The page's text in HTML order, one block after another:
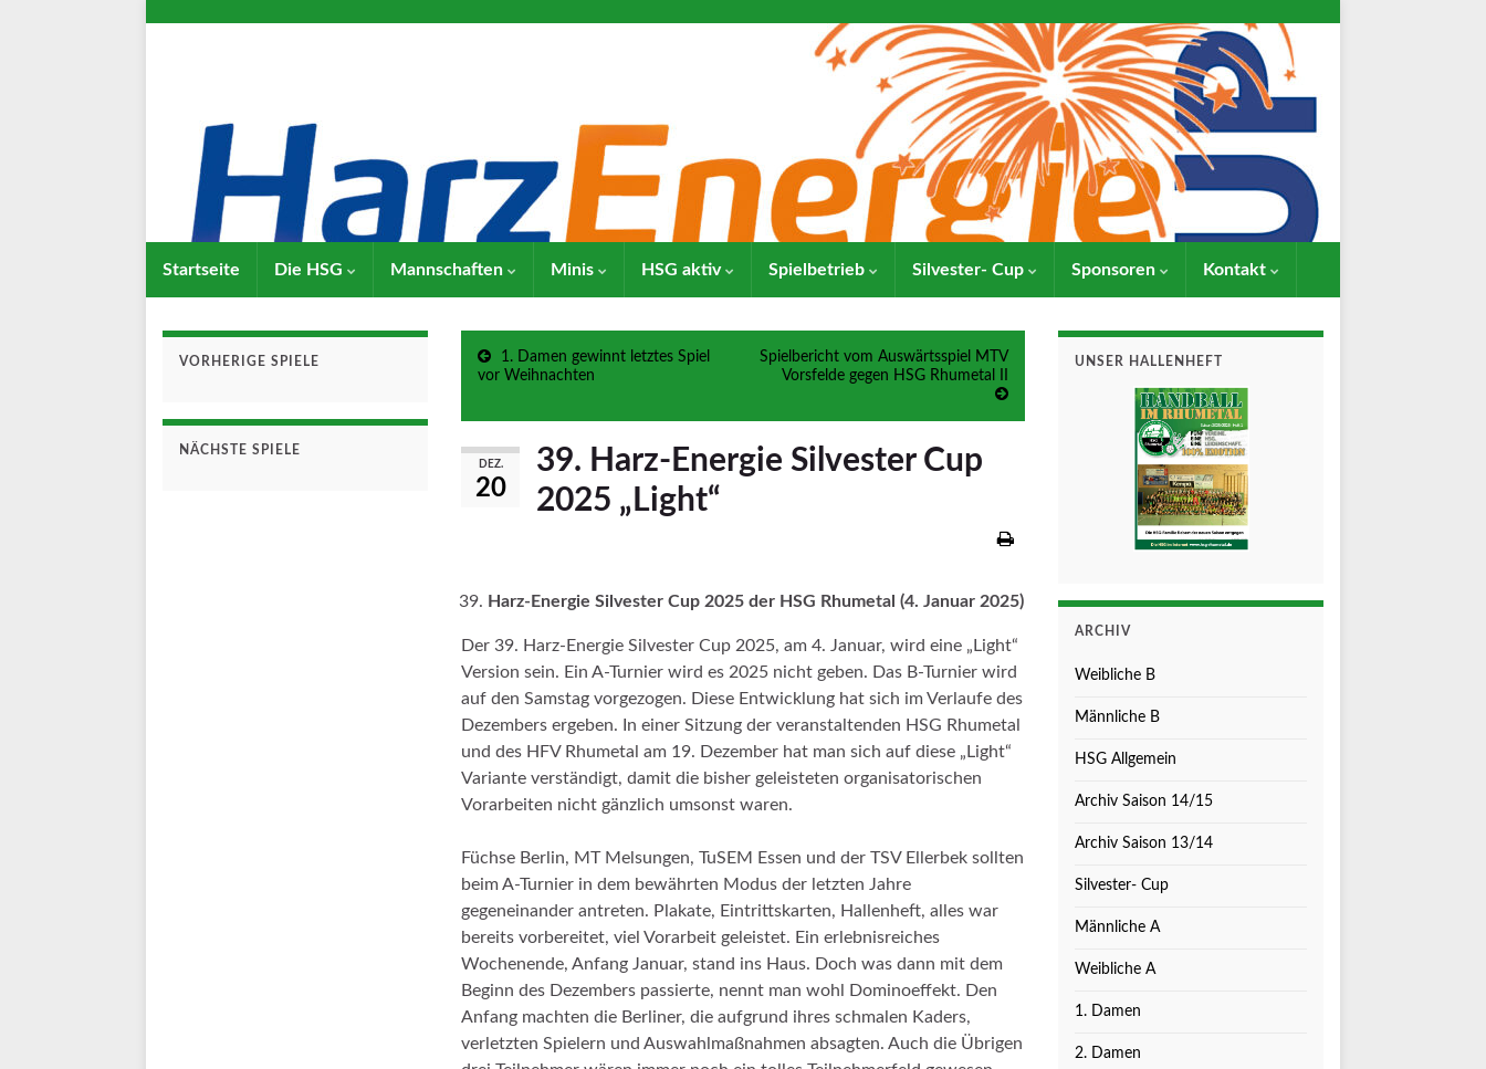
Startseite Die HSG Mannschaften Minis HSG aktiv Spielbetrieb Silvester- Cup Sponsoren Kontakt
1. Damen gewinnt letztes Spiel
vor Weihnachten
Spielbericht vom Auswärtsspiel MTV
Vorsfelde gegen HSG Rhumetal II
DEZ.
20
39. Harz-Energie Silvester Cup
2025 „Light“
Harz-Energie Silvester Cup 2025 der HSG Rhumetal (4. Januar 2025)
Der 39. Harz-Energie Silvester Cup 2025, am 4. Januar, wird eine „Light“
Version sein. Ein A-Turnier wird es 2025 nicht geben. Das B-Turnier wird
auf den Samstag vorgezogen. Diese Entwicklung hat sich im Verlaufe des
Dezembers ergeben. In einer Sitzung der veranstaltenden HSG Rhumetal
und des HFV Rhumetal am 19. Dezember hat man sich auf diese „Light“
Variante verständigt, damit die bisher geleisteten organisatorischen
Vorarbeiten nicht gänzlich umsonst waren.
Füchse Berlin, MT Melsungen, TuSEM Essen und der TSV Ellerbek sollten
beim A-Turnier in dem bewährten Modus der letzten Jahre
gegeneinander antreten. Plakate, Eintrittskarten, Hallenheft, alles war
bereits vorbereitet, viel Vorarbeit geleistet. Ein erlebnisreiches
Wochenende, Anfang Januar, stand ins Haus. Doch was dann mit dem
Beginn des Dezembers passierte, nennt man wohl Dominoeffekt. Den
Anfang machten die Berliner, die aufgrund ihres schmalen Kaders,
verletzten Spielern und Auswahlmaßnahmen absagten. Auch die Übrigen
VORHERIGE SPIELE
NÄCHSTE SPIELE
UNSER HALLENHEFT
ARCHIV
Weibliche B
Männliche B
HSG Allgemein
Archiv Saison 14/15
Archiv Saison 13/14
Silvester- Cup
Männliche A
Weibliche A
1. Damen
2. Damen